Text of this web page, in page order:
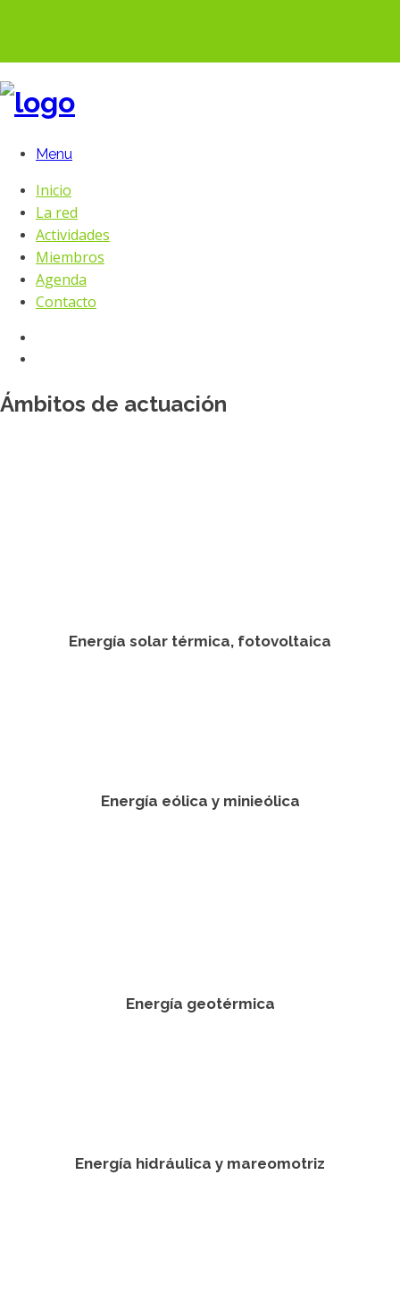
Menu
Inicio
La red
Actividades
Miembros
Agenda
Contacto
Ámbitos de actuación
Energía solar térmica, fotovoltaica
Energía eólica y minieólica
Energía geotérmica
Energía hidráulica y mareomotriz